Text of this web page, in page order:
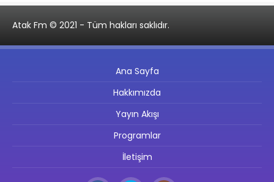
Atak Fm © 2021 - Tüm hakları saklıdır.
Ana Sayfa
Hakkımızda
Yayın Akışı
Programlar
İletişim